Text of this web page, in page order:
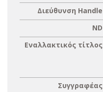
Διεύθυνση Handle
ND
Εναλλακτικός τίτλος
Συγγραφέας